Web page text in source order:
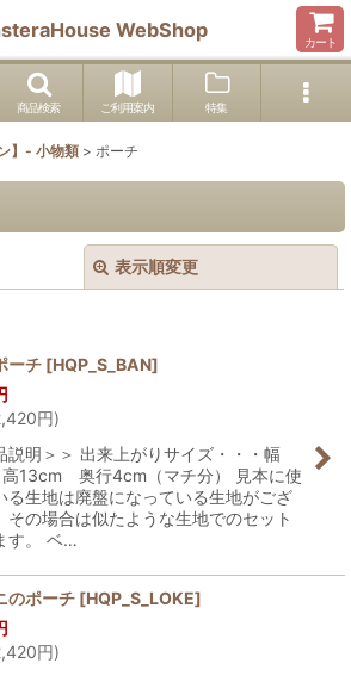
WebShop
カート
商品検索 ご利用案内 特集
】- 小物類 > ポーチ
表示順変更
絞り込む
ーチ [HQP_S_BAN]
円)
説明＞＞ 出来上がりサイズ・・・幅
13cm 奥行4cm（マチ分） 見本に使
る生地は廃盤になっている生地がござ
その場合は似たような生地でのセット
す。 ベ…
のポーチ [HQP_S_LOKE]
円)